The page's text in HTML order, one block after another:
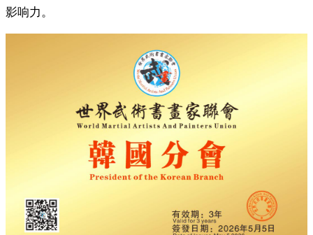
影响力。